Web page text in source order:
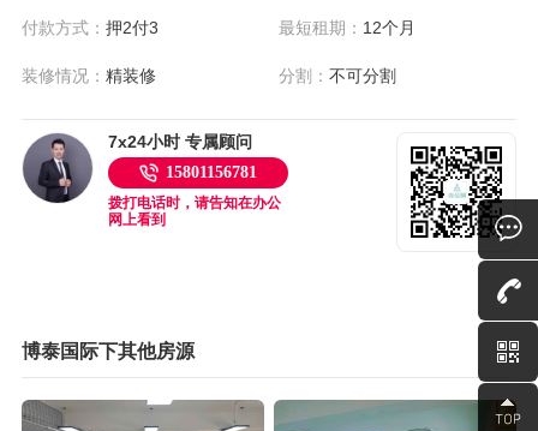
付款方式： 押2付3 最短租期： 12个月
装修情况： 精装修 分割：不可分割
7x24小时 专属顾问
15801156781
拨打电话时，请告知在办公
网上看到
博泰国际下其他房源